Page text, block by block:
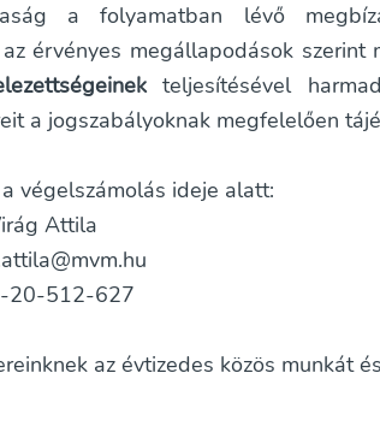
a folyamatban lévő
érvényes megállapodások szerint
teljesítésével
a jogszabályoknak megfelelően
végelszámolás ideje alatt:
Attila
20-512-627
az évtizedes közös munkát